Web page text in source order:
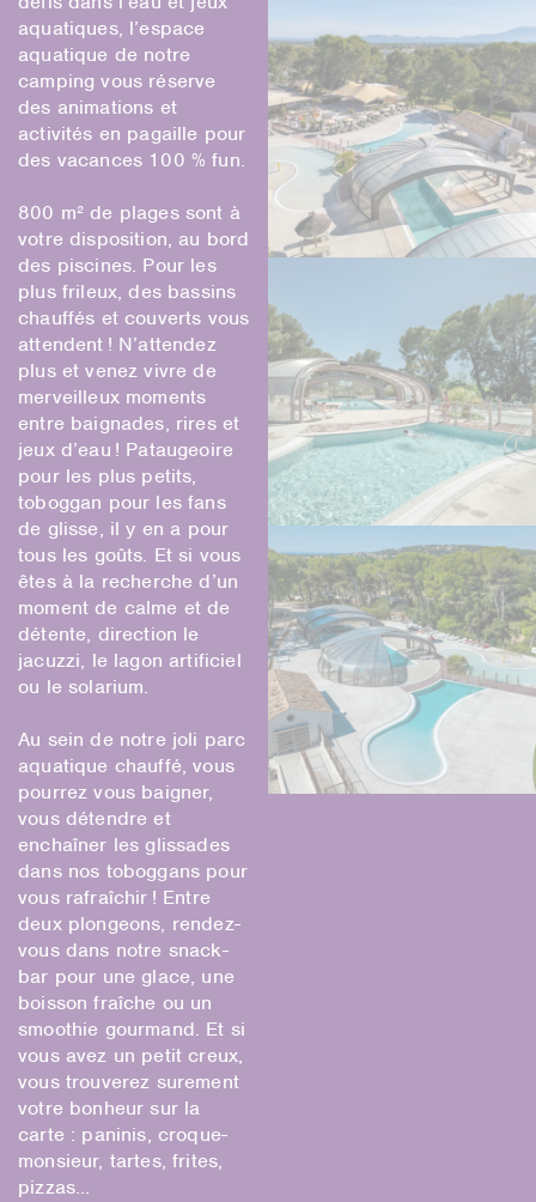
aquatiques, l’espace
aquatique de notre
camping vous réserve
des animations et
activités en pagaille pour
des vacances 100 % fun.
800 m² de plages sont à
votre disposition, au bord
des piscines. Pour les
plus frileux, des bassins
chauffés et couverts vous
attendent ! N’attendez
plus et venez vivre de
merveilleux moments
entre baignades, rires et
jeux d’eau ! Pataugeoire
pour les plus petits,
toboggan pour les fans
de glisse, il y en a pour
tous les goûts. Et si vous
êtes à la recherche d’un
moment de calme et de
détente, direction le
jacuzzi, le lagon artificiel
ou le solarium.
Au sein de notre joli parc
aquatique chauffé, vous
pourrez vous baigner,
vous détendre et
enchaîner les glissades
dans nos toboggans pour
vous rafraîchir ! Entre
deux plongeons, rendez-
vous dans notre snack-
bar pour une glace, une
boisson fraîche ou un
smoothie gourmand. Et si
vous avez un petit creux,
vous trouverez surement
votre bonheur sur la
carte : paninis, croque-
monsieur, tartes, frites,
pizzas…